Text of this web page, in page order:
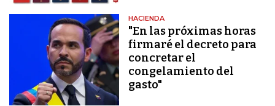
HACIENDA
"En las próximas horas
firmaré el decreto para
concretar el
congelamiento del
gasto"